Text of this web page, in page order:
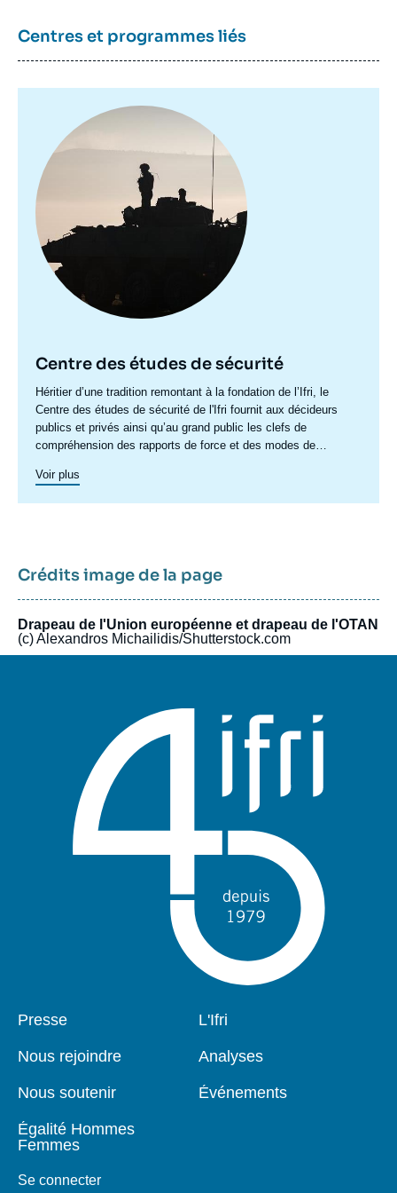
Centres et programmes liés
principale
Centre des études de sécurité
Accroche
centre
Héritier d’une tradition remontant à la fondation de l’Ifri, le
Centre des études de sécurité de l'Ifri fournit aux décideurs
publics et privés ainsi qu’au grand public les clefs de
compréhension des rapports de force et des modes de
à la jointure du politique et de l’opérationnel, la crédibilité de
national et international.
Voir plus
Crédits image de la page
Drapeau de l'Union européenne et drapeau de l'OTAN
(c) Alexandros Michailidis/Shutterstock.com
Pied
Presse
Nous rejoindre
Nous soutenir
Égalité Hommes
Femmes
Se connecter
Navigation
L'Ifri
Analyses
Événements